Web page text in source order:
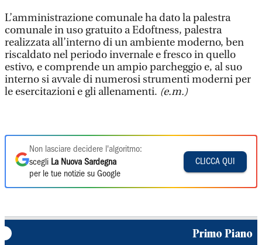
L’amministrazione comunale ha dato la palestra
comunale in uso gratuito a Edoftness, palestra
realizzata all’interno di un ambiente moderno, ben
riscaldato nel periodo invernale e fresco in quello
estivo, e comprende un ampio parcheggio e, al suo
interno si avvale di numerosi strumenti moderni per
le esercitazioni e gli allenamenti. (e.m.)
Non lasciare decidere l'algoritmo:
scegli La Nuova Sardegna
per le tue notizie su Google
CLICCA QUI
Primo Piano